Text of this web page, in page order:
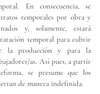
En consecuencia, se
temporales por obra y
y, solamente, estará
temporal para cubrir
la producción y para la
as. Así pues, a partir
se presume que los
de manera indefinida.